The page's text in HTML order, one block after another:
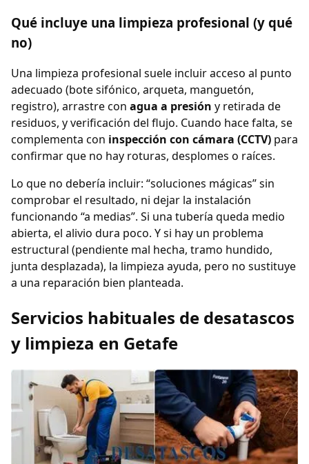
Qué incluye una limpieza profesional (y qué
no)
Una limpieza profesional suele incluir acceso al punto
adecuado (bote sifónico, arqueta, manguetón,
registro), arrastre con agua a presión y retirada de
residuos, y verificación del flujo. Cuando hace falta, se
complementa con inspección con cámara (CCTV) para
confirmar que no hay roturas, desplomes o raíces.
Lo que no debería incluir: “soluciones mágicas” sin
comprobar el resultado, ni dejar la instalación
funcionando “a medias”. Si una tubería queda medio
abierta, el alivio dura poco. Y si hay un problema
estructural (pendiente mal hecha, tramo hundido,
junta desplazada), la limpieza ayuda, pero no sustituye
a una reparación bien planteada.
Servicios habituales de desatascos
y limpieza en Getafe